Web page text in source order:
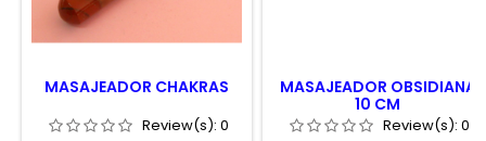
MASAJEADOR CHAKRAS
Review(s): 0
MASAJEADOR OBSIDIANA
10 CM
Review(s): 0